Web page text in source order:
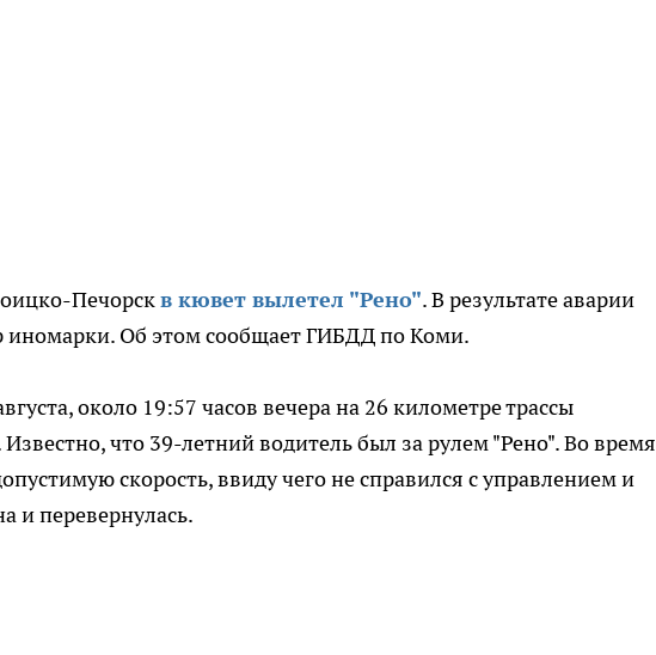
Печорскв кювет вылетел "Рено". В результате аварии
иномарки. Об этом сообщает ГИБДД по Коми.
около 19:57 часов вечера на 26 километре трассы
что 39-летний водитель был за рулем "Рено". Во время
скорость, ввиду чего не справился с управлением и
и перевернулась.